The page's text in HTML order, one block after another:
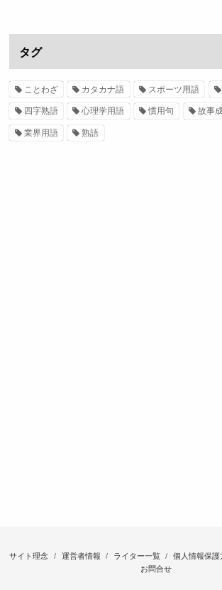
タグ
ことわざ カタカナ語 スポーツ用語
四字熟語 心理学用語 慣用句 故事
業界用語 熟語
サイト理念 運営者情報 ライター一覧 個人情報保護
お問合せ